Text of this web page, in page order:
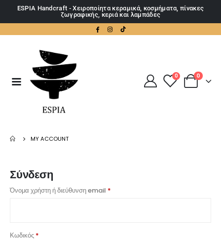
ESPIA Handcraft - Χειροποίητα κεραμικά, κοσμήματα, πίνακες
ζωγραφικής, κεριά και λαμπάδες
0 0
MY ACCOUNT
Σύνδεση
Όνομα χρήστη ή διεύθυνση email *
Κωδικός *